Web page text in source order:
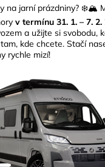
na jarní prázdniny? ❄️🏔️
v termínu 31. 1. – 7. 2.
a užijte si svobodu,
kde chcete. Stačí
rychle mizí!